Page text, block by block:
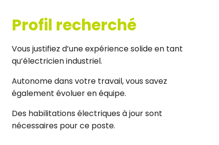
Profil recherché
Vous justifiez d’une expérience solide en tant
qu’électricien industriel.
Autonome dans votre travail, vous savez
également évoluer en équipe.
Des habilitations électriques à jour sont
nécessaires pour ce poste.